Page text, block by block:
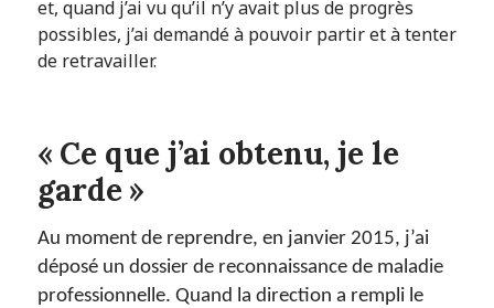
et, quand j’ai vu qu’il n’y avait plus de progrès
possibles, j’ai demandé à pouvoir partir et à tenter
de retravailler.
« Ce que j’ai obtenu, je le
garde »
Au moment de reprendre, en janvier 2015, j’ai
déposé un dossier de reconnaissance de maladie
professionnelle. Quand la direction a rempli le